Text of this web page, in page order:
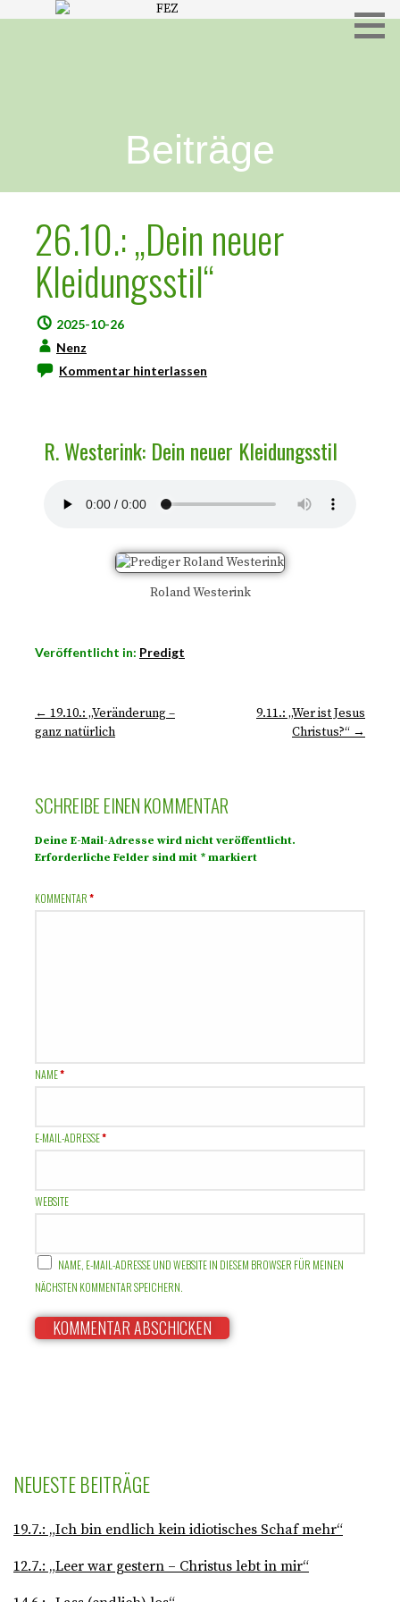
Beiträge
26.10.: „Dein neuer
Kleidungsstil“
2025-10-26
Nenz
Kommentar hinterlassen
R. Westerink: Dein neuer Kleidungsstil
Roland Westerink
Veröffentlicht in: Predigt
← 19.10.: „Veränderung –
ganz natürlich
9.11.: „Wer ist Jesus
Christus?“ →
SCHREIBE EINEN KOMMENTAR
Deine E-Mail-Adresse wird nicht veröffentlicht.
Erforderliche Felder sind mit * markiert
KOMMENTAR*
NAME*
E-MAIL-ADRESSE*
WEBSITE
NAME, E-MAIL-ADRESSE UND WEBSITE IN DIESEM BROWSER FÜR MEINEN
NÄCHSTEN KOMMENTAR SPEICHERN.
NEUESTE BEITRÄGE
19.7.: „Ich bin endlich kein idiotisches Schaf mehr“
12.7.: „Leer war gestern – Christus lebt in mir“